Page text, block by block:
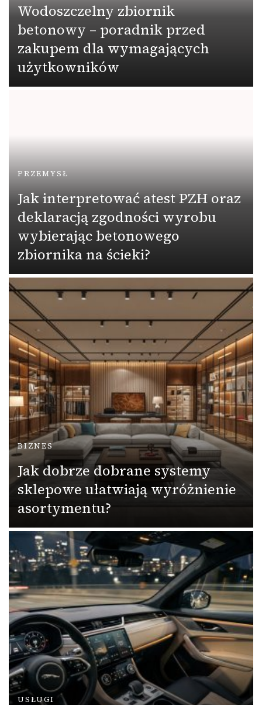
Wodoszczelny zbiornik
betonowy – poradnik przed
zakupem dla wymagających
użytkowników
PRZEMYSŁ
Jak interpretować atest PZH oraz
deklaracją zgodności wyrobu
wybierając betonowego
zbiornika na ścieki?
BIZNES
Jak dobrze dobrane systemy
sklepowe ułatwiają wyróżnienie
asortymentu?
USŁUGI